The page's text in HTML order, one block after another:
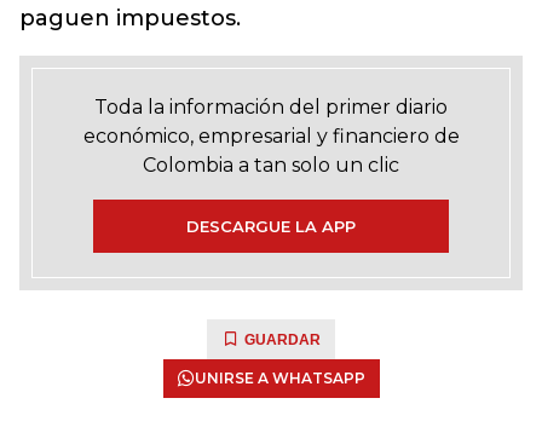
paguen impuestos.
Toda la información del primer diario
económico, empresarial y financiero de
Colombia a tan solo un clic
DESCARGUE LA APP
GUARDAR
UNIRSE A WHATSAPP